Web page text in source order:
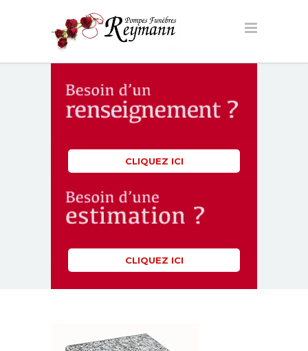
CLIQUEZ ICI
CLIQUEZ ICI